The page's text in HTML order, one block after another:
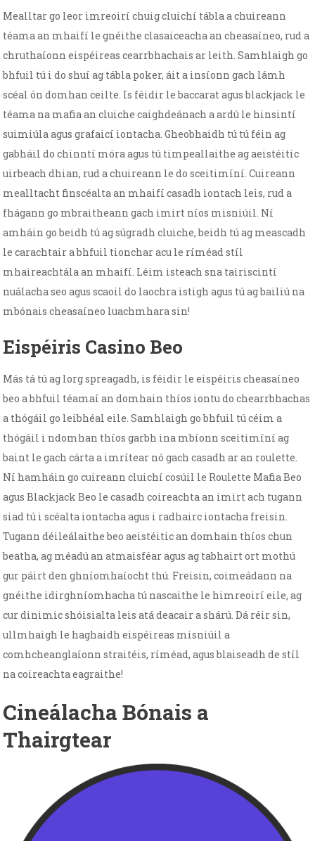
Mealltar go leor imreoirí chuig cluichí tábla a chuireann
téama an mhaifí le gnéithe clasaiceacha an cheasaíneo, rud a
chruthaíonn eispéireas cearrbhachais ar leith. Samhlaigh go
bhfuil tú i do shuí ag tábla poker, áit a insíonn gach lámh
scéal ón domhan ceilte. Is féidir le baccarat agus blackjack le
téama na mafia an cluiche caighdeánach a ardú le hinsintí
suimiúla agus grafaicí iontacha. Gheobhaidh tú tú féin ag
gabháil do chinntí móra agus tú timpeallaithe ag aeistéitic
uirbeach dhian, rud a chuireann le do sceitimíní. Cuireann
mealltacht finscéalta an mhaifí casadh iontach leis, rud a
fhágann go mbraitheann gach imirt níos misniúil. Ní
amháin go beidh tú ag súgradh cluiche, beidh tú ag meascadh
le carachtair a bhfuil tionchar acu le ríméad stíl
mhaireachtála an mhaifí. Léim isteach sna tairiscintí
nuálacha seo agus scaoil do laochra istigh agus tú ag bailiú na
mbónais cheasaíneo luachmhara sin!
Eispéiris Casino Beo
Más tá tú ag lorg spreagadh, is féidir le eispéiris cheasaíneo
beo a bhfuil téamaí an domhain thíos iontu do chearrbhachas
a thógáil go leibhéal eile. Samhlaigh go bhfuil tú céim a
thógáil i ndomhan thíos garbh ina mbíonn sceitimíní ag
baint le gach cárta a imrítear nó gach casadh ar an roulette.
Ní hamháin go cuireann cluichí cosúil le Roulette Mafia Beo
agus Blackjack Beo le casadh coireachta an imirt ach tugann
siad tú i scéalta iontacha agus i radhairc iontacha freisin.
Tugann déileálaithe beo aeistéitic an domhain thíos chun
beatha, ag méadú an atmaisféar agus ag tabhairt ort mothú
gur páirt den ghníomhaíocht thú. Freisin, coimeádann na
gnéithe idirghníomhacha tú nascaithe le himreoirí eile, ag
cur dinimic shóisialta leis atá deacair a shárú. Dá réir sin,
ullmhaigh le haghaidh eispéireas misniúil a
comhcheanglaíonn straitéis, ríméad, agus blaiseadh de stíl
na coireachta eagraithe!
Cineálacha Bónais a
Thairgtear